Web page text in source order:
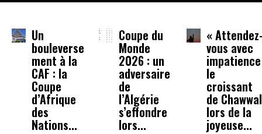
Un
bouleverse
ment à la
CAF : la
Coupe
d’Afrique
des
Nations...
Coupe du
Monde
2026 : un
adversaire
de
l’Algérie
s’effondre
lors...
«
vous avec
impatience
le
croissant
de Chawwal
lors de la
joyeuse...